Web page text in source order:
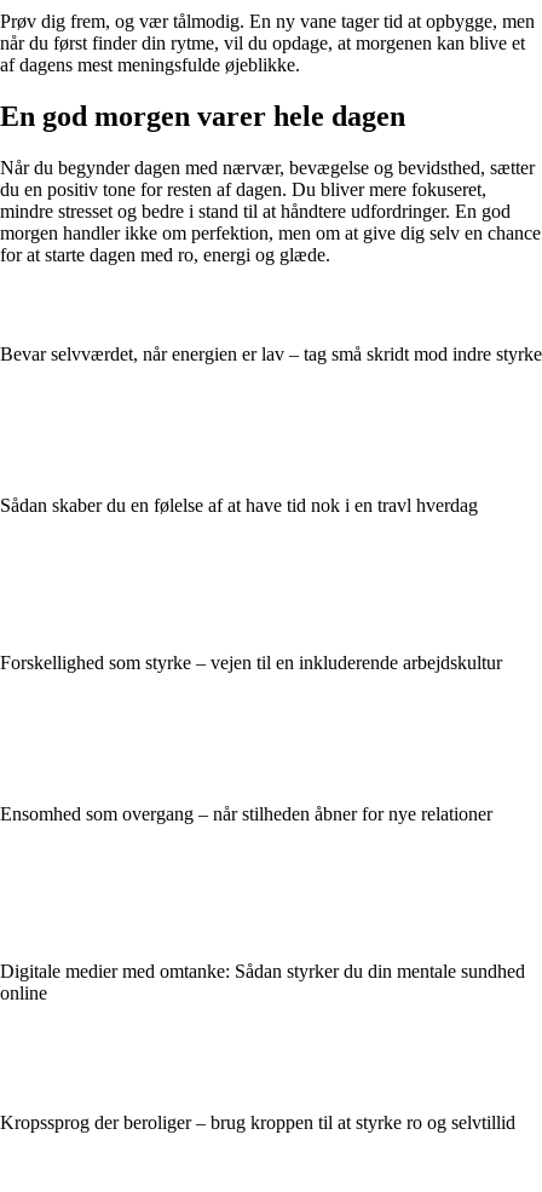
Prøv dig frem, og vær tålmodig. En ny vane tager tid at opbygge, men
når du først finder din rytme, vil du opdage, at morgenen kan blive et
af dagens mest meningsfulde øjeblikke.
En god morgen varer hele dagen
Når du begynder dagen med nærvær, bevægelse og bevidsthed, sætter
du en positiv tone for resten af dagen. Du bliver mere fokuseret,
mindre stresset og bedre i stand til at håndtere udfordringer. En god
morgen handler ikke om perfektion, men om at give dig selv en chance
for at starte dagen med ro, energi og glæde.
Bevar selvværdet, når energien er lav – tag små skridt mod indre styrke
Sådan skaber du en følelse af at have tid nok i en travl hverdag
Forskellighed som styrke – vejen til en inkluderende arbejdskultur
Ensomhed som overgang – når stilheden åbner for nye relationer
Digitale medier med omtanke: Sådan styrker du din mentale sundhed
online
Kropssprog der beroliger – brug kroppen til at styrke ro og selvtillid